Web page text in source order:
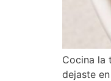
Cocina la
dejaste